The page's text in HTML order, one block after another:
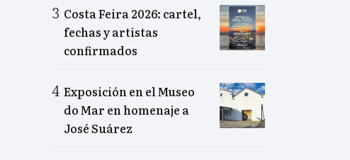
Costa Feira 2026: cartel,
fechas y artistas
confirmados
Exposición en el Museo
do Mar en homenaje a
José Suárez